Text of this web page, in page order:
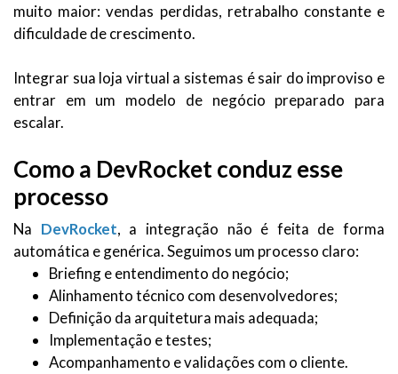
muito maior: vendas perdidas, retrabalho constante e
dificuldade de crescimento.
Integrar sua loja virtual a sistemas é sair do improviso e
entrar em um modelo de negócio preparado para
escalar.
Como a DevRocket conduz esse
processo
Na DevRocket, a integração não é feita de forma
automática e genérica. Seguimos um processo claro:
Briefing e entendimento do negócio;
Alinhamento técnico com desenvolvedores;
Definição da arquitetura mais adequada;
Implementação e testes;
Acompanhamento e validações com o cliente.